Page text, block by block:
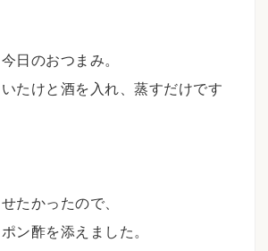
日のおつまみ。
たけと酒を入れ、蒸すだけです
たかったので、
ン酢を添えました。